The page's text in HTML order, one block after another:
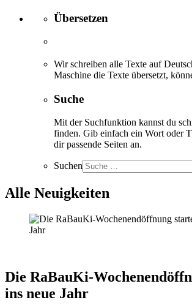
Übersetzen
Wir schreiben alle Texte auf
Maschine die Texte übersetzt,
Suche
Mit der Suchfunktion kannst du
finden. Gib einfach ein Wort oder
dir passende Seiten an.
Suchen
Alle Neuigkeiten
Die RaBauKi-
ins neue Jahr